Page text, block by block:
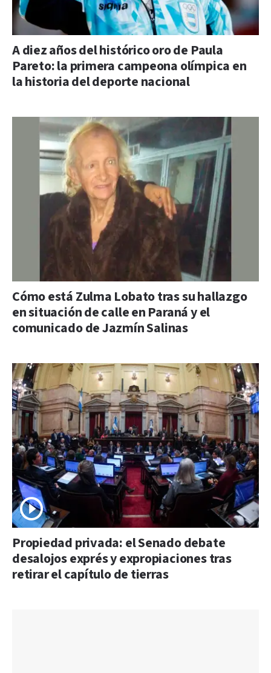
A diez años del histórico oro de Paula
Pareto: la primera campeona olímpica en
la historia del deporte nacional
Cómo está Zulma Lobato tras su hallazgo
en situación de calle en Paraná y el
comunicado de Jazmín Salinas
Propiedad privada: el Senado debate
desalojos exprés y expropiaciones tras
retirar el capítulo de tierras